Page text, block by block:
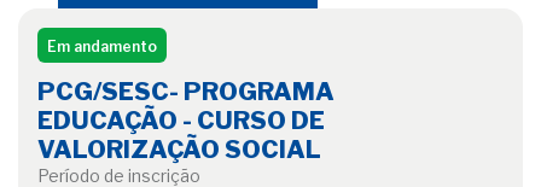
Em andamento
PCG/SESC- PROGRAMA
EDUCAÇÃO - CURSO DE
VALORIZAÇÃO SOCIAL
Período de inscrição